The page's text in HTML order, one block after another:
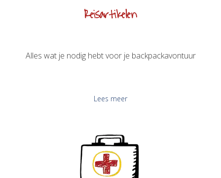
Reisartikelen
Alles wat je nodig hebt voor je backpackavontuur
Lees meer